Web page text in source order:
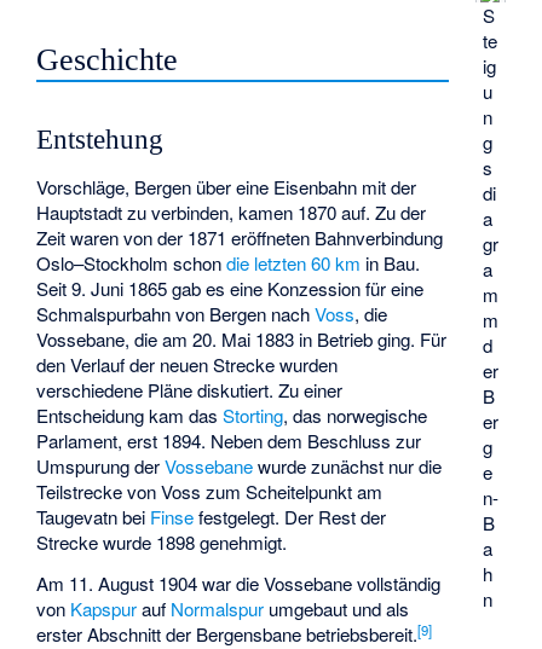
S
te
ig
u
n
g
s
di
a
gr
a
m
m
d
er
B
er
g
e
n-
B
a
h
n
Geschichte
Entstehung
Vorschläge, Bergen über eine Eisenbahn mit der
Hauptstadt zu verbinden, kamen 1870 auf. Zu der
Zeit waren von der 1871 eröffneten Bahnverbindung
Oslo–Stockholm schondie letzten 60 km in Bau.
Seit 9. Juni 1865 gab es eine Konzession für eine
Schmalspurbahn von Bergen nachVoss, die
Vossebane, die am 20. Mai 1883 in Betrieb ging. Für
den Verlauf der neuen Strecke wurden
verschiedene Pläne diskutiert. Zu einer
Entscheidung kam dasStorting, das norwegische
Parlament, erst 1894. Neben dem Beschluss zur
Umspurung derVossebanewurde zunächst nur die
Teilstrecke von Voss zum Scheitelpunkt am
Taugevatn bei Finsefestgelegt. Der Rest der
Strecke wurde 1898 genehmigt.
Am 11. August 1904 war die Vossebane vollständig
von Kapspurauf Normalspur umgebaut und als
erster Abschnitt der Bergensbane betriebsbereit.[9]